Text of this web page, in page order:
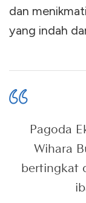
dan
yang indah
Pagoda
Wihara
bertingkat